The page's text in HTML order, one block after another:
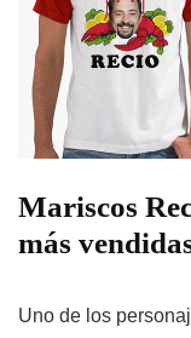
Mariscos
más
Uno de los